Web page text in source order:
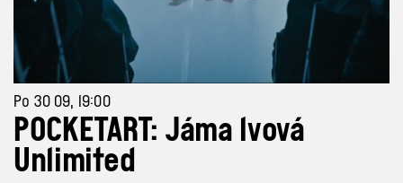
Po 30 09, 19:00
POCKETART: Jáma lvová
Unlimited